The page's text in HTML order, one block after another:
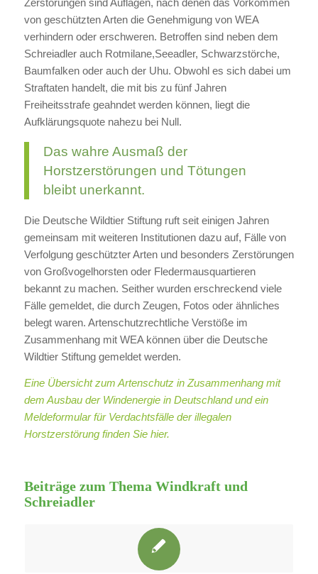
Zerstörungen sind Auflagen, nach denen das Vorkommen
von geschützten Arten die Genehmigung von WEA
verhindern oder erschweren. Betroffen sind neben dem
Schreiadler auch Rotmilane,Seeadler, Schwarzstörche,
Baumfalken oder auch der Uhu. Obwohl es sich dabei um
Straftaten handelt, die mit bis zu fünf Jahren
Freiheitsstrafe geahndet werden können, liegt die
Aufklärungsquote nahezu bei Null.
Das wahre Ausmaß der
Horstzerstörungen und Tötungen
bleibt unerkannt.
Die Deutsche Wildtier Stiftung ruft seit einigen Jahren
gemeinsam mit weiteren Institutionen dazu auf, Fälle von
Verfolgung geschützter Arten und besonders Zerstörungen
von Großvogelhorsten oder Fledermausquartieren
bekannt zu machen. Seither wurden erschreckend viele
Fälle gemeldet, die durch Zeugen, Fotos oder ähnliches
belegt waren. Artenschutzrechtliche Verstöße im
Zusammenhang mit WEA können über die Deutsche
Wildtier Stiftung gemeldet werden.
Eine Übersicht zum Artenschutz in Zusammenhang mit
dem Ausbau der Windenergie in Deutschland und ein
Meldeformular für Verdachtsfälle der illegalen
Horstzerstörung finden Sie hier.
Beiträge zum Thema Windkraft und
Schreiadler